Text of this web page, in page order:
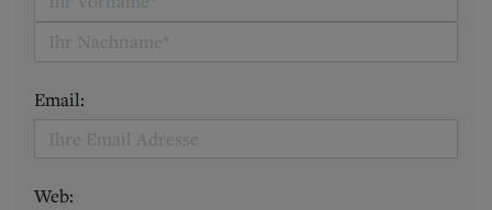
Email:
Web: